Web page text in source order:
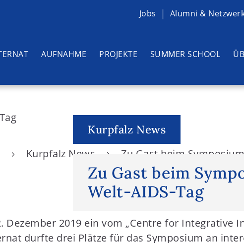
Jobs Alumni &
AUFNAHME PROJEKTE SUMMER SCHOOL
Kurpfalz News
Zu Gast beim
Welt-AIDS-Tag
Kurpfalz News
Zu Gast beim
2019 ein vom „Centre for Integrative
durfte drei Plätze für das Symposium an